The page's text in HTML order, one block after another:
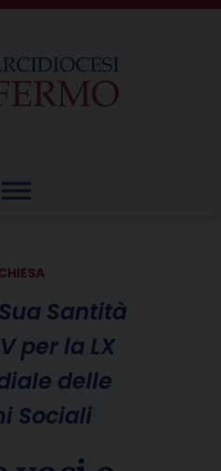
Santità
per la LX
delle
Sociali